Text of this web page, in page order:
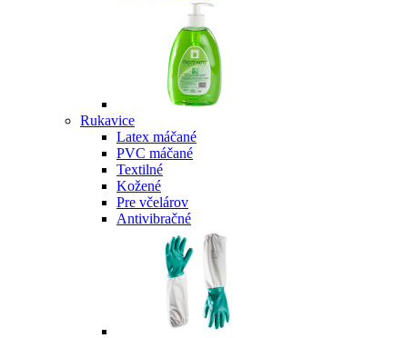
Rukavice
Latex máčané
PVC máčané
Textilné
Kožené
Pre včelárov
Antivibračné